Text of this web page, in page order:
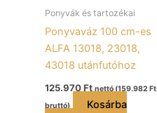
Ponyvák és tartozékai
Ponyvaváz 100 cm-es
ALFA 13018, 23018,
43018 utánfutóhoz
125.970Ft nettó (159.982 Ft
bruttó)
Kosárba